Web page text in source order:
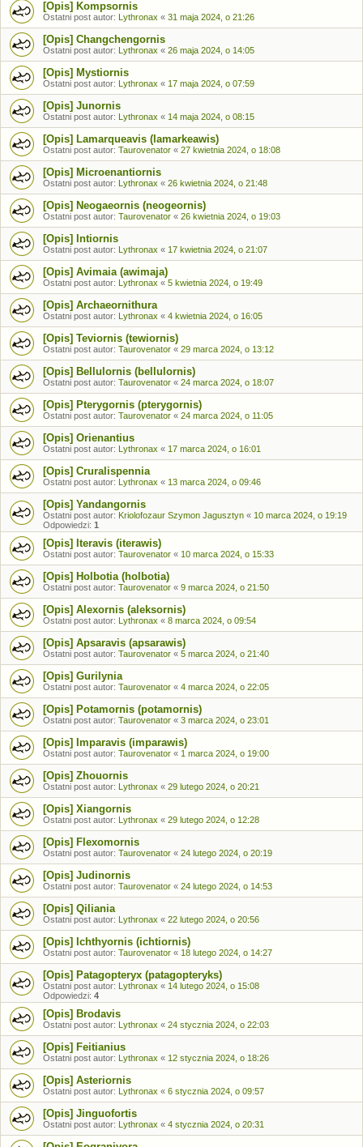
[Opis] Kompsornis
Ostatni post autor: Lythronax « 31 maja 2024, o 21:26
[Opis] Changchengornis
Ostatni post autor: Lythronax « 26 maja 2024, o 14:05
[Opis] Mystiornis
Ostatni post autor: Lythronax « 17 maja 2024, o 07:59
[Opis] Junornis
Ostatni post autor: Lythronax « 14 maja 2024, o 08:15
[Opis] Lamarqueavis (lamarkeawis)
Ostatni post autor: Taurovenator « 27 kwietnia 2024, o 18:08
[Opis] Microenantiornis
Ostatni post autor: Lythronax « 26 kwietnia 2024, o 21:48
[Opis] Neogaeornis (neogeornis)
Ostatni post autor: Taurovenator « 26 kwietnia 2024, o 19:03
[Opis] Intiornis
Ostatni post autor: Lythronax « 17 kwietnia 2024, o 21:07
[Opis] Avimaia (awimaja)
Ostatni post autor: Lythronax « 5 kwietnia 2024, o 19:49
[Opis] Archaeornithura
Ostatni post autor: Lythronax « 4 kwietnia 2024, o 16:05
[Opis] Teviornis (tewiornis)
Ostatni post autor: Taurovenator « 29 marca 2024, o 13:12
[Opis] Bellulornis (bellulornis)
Ostatni post autor: Taurovenator « 24 marca 2024, o 18:07
[Opis] Pterygornis (pterygornis)
Ostatni post autor: Taurovenator « 24 marca 2024, o 11:05
[Opis] Orienantius
Ostatni post autor: Lythronax « 17 marca 2024, o 16:01
[Opis] Cruralispennia
Ostatni post autor: Lythronax « 13 marca 2024, o 09:46
[Opis] Yandangornis
Ostatni post autor: Kriolofozaur Szymon Jagusztyn « 10 marca 2024, o 19:19
Odpowiedzi: 1
[Opis] Iteravis (iterawis)
Ostatni post autor: Taurovenator « 10 marca 2024, o 15:33
[Opis] Holbotia (holbotia)
Ostatni post autor: Taurovenator « 9 marca 2024, o 21:50
[Opis] Alexornis (aleksornis)
Ostatni post autor: Lythronax « 8 marca 2024, o 09:54
[Opis] Apsaravis (apsarawis)
Ostatni post autor: Taurovenator « 5 marca 2024, o 21:40
[Opis] Gurilynia
Ostatni post autor: Taurovenator « 4 marca 2024, o 22:05
[Opis] Potamornis (potamornis)
Ostatni post autor: Taurovenator « 3 marca 2024, o 23:01
[Opis] Imparavis (imparawis)
Ostatni post autor: Taurovenator « 1 marca 2024, o 19:00
[Opis] Zhouornis
Ostatni post autor: Lythronax « 29 lutego 2024, o 20:21
[Opis] Xiangornis
Ostatni post autor: Lythronax « 29 lutego 2024, o 12:28
[Opis] Flexomornis
Ostatni post autor: Taurovenator « 24 lutego 2024, o 20:19
[Opis] Judinornis
Ostatni post autor: Taurovenator « 24 lutego 2024, o 14:53
[Opis] Qiliania
Ostatni post autor: Lythronax « 22 lutego 2024, o 20:56
[Opis] Ichthyornis (ichtiornis)
Ostatni post autor: Taurovenator « 18 lutego 2024, o 14:27
[Opis] Patagopteryx (patagopteryks)
Ostatni post autor: Lythronax « 14 lutego 2024, o 15:08
Odpowiedzi: 4
[Opis] Brodavis
Ostatni post autor: Lythronax « 24 stycznia 2024, o 22:03
[Opis] Feitianius
Ostatni post autor: Lythronax « 12 stycznia 2024, o 18:26
[Opis] Asteriornis
Ostatni post autor: Lythronax « 6 stycznia 2024, o 09:57
[Opis] Jinguofortis
Ostatni post autor: Lythronax « 4 stycznia 2024, o 20:31